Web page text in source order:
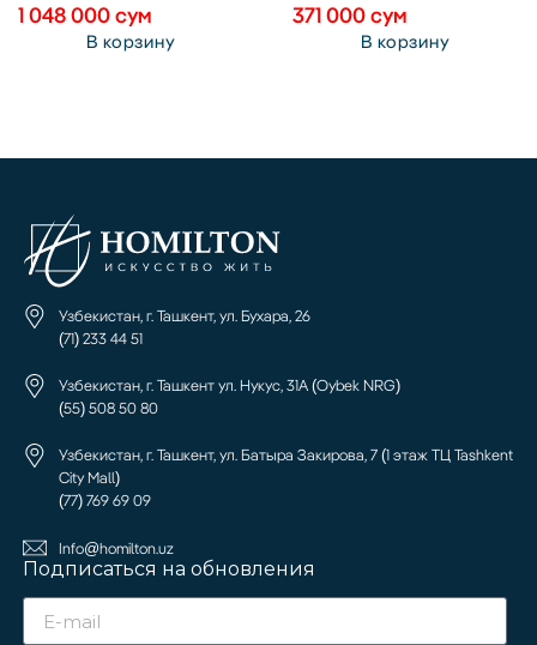
1 048 000сум
В корзину
371 000сум
В корзину
Узбекистан, г. Ташкент, ул. Бухара, 26
(71) 233 44 51
Узбекистан, г. Ташкент ул. Нукус, 31А (Oybek NRG)
(55) 508 50 80
Узбекистан, г. Ташкент, ул. Батыра Закирова, 7 (1 этаж ТЦ Tashkent
City Mall)
(77) 769 69 09
Info@homilton.uz
Подписаться на обновления